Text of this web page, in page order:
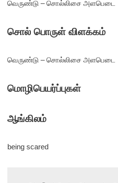
வெருண்டு – சொல்லிசை அளபெடை
சொல் பொருள் விளக்கம்
வெருண்டு – சொல்லிசை அளபெடை
மொழிபெயர்ப்புகள்
ஆங்கிலம்
being scared